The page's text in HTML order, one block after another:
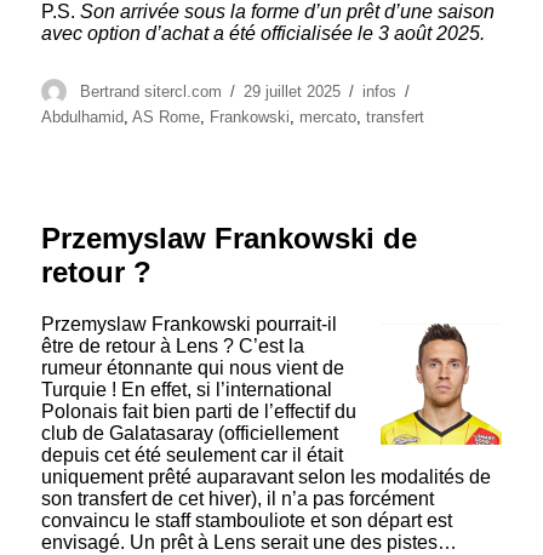
P.S.Son arrivée sous la forme d’un prêt d’une saison
avec option d’achat a été officialisée le 3 août 2025.
Auteur
Bertrand sitercl.com
Publié
le
29 juillet 2025 Catégories
infos
Abdulhamid,AS Rome, Frankowski, mercato,transfert
Przemyslaw Frankowski de
retour ?
Przemyslaw Frankowski pourrait-il
être de retour à Lens ? C’est la
rumeur étonnante qui nous vient de
Turquie ! En effet, si l’international
Polonais fait bien parti de l’effectif du
club de Galatasaray (officiellement
depuis cet été seulement car il était
uniquement prêté auparavant selon les modalités de
son transfert de cet hiver), il n’a pas forcément
convaincu le staff stambouliote et son départ est
envisagé. Un prêt à Lens serait une des pistes…